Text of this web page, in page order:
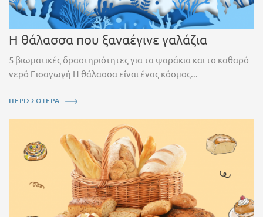
Η θάλασσα που ξαναέγινε γαλάζια
5 βιωματικές δραστηριότητες για τα ψαράκια και το καθαρό
νερό Εισαγωγή Η θάλασσα είναι ένας κόσμος...
ΠΕΡΙΣΣΟΤΕΡΑ